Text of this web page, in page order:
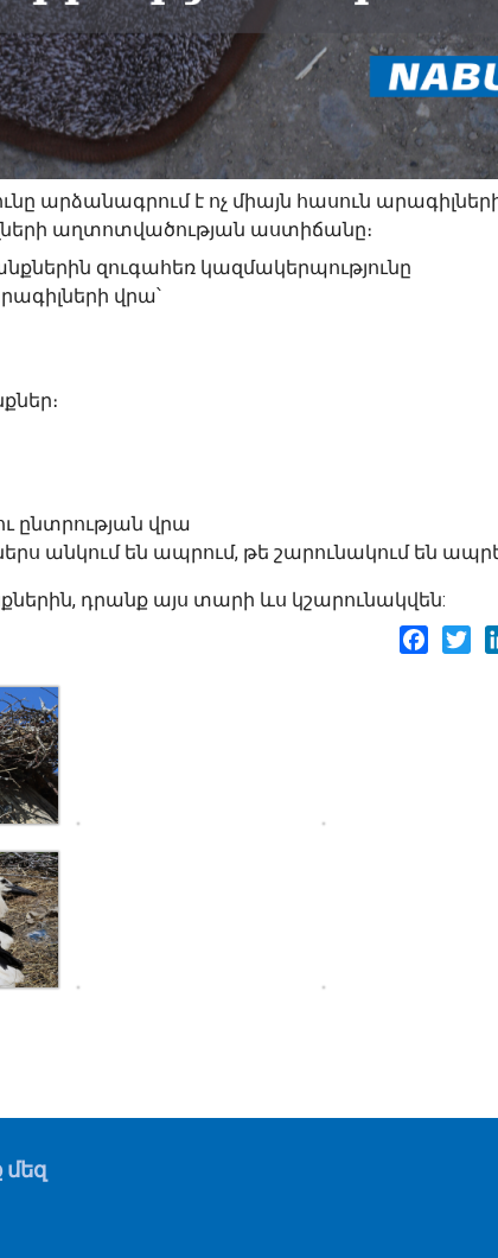
արձանագրում է ոչ միայն հասուն
աղտոտվածության աստիճանը։
զուգահեռ կազմակերպությունը
վրա՝
ընտրության վրա
անկում են ապրում, թե շարունակում են
դրանք այս տարի ևս կշարունակվեն: